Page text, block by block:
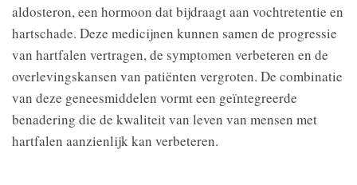
aldosteron, een hormoon dat bijdraagt aan vochtretentie en
hartschade. Deze medicijnen kunnen samen de progressie
van hartfalen vertragen, de symptomen verbeteren en de
overlevingskansen van patiënten vergroten. De combinatie
van deze geneesmiddelen vormt een geïntegreerde
benadering die de kwaliteit van leven van mensen met
hartfalen aanzienlijk kan verbeteren.